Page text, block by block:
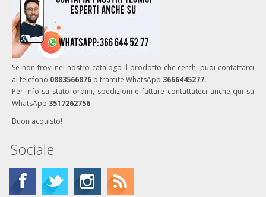
Se non trovi nel nostro catalogo il prodotto che cerchi puoi contattarci
al telefono 0883566876 o tramite WhatsApp 3666445277.
Per info su stato ordini, spedizioni e fatture contattateci anche qui su
WhatsApp 3517262756
Buon acquisto!
Sociale